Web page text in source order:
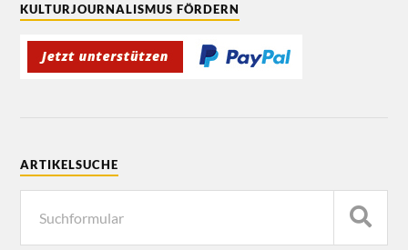
KULTURJOURNALISMUS FÖRDERN
ARTIKELSUCHE